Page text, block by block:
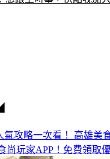
攻略一次看！ 高雄美
尚玩家APP！免費領取